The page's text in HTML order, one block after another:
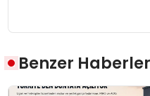
Benzer Haberler